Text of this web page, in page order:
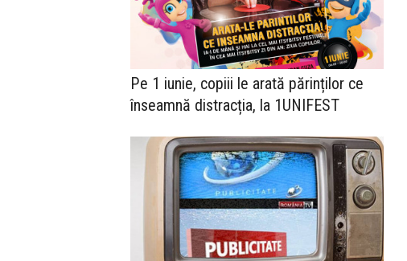
Pe 1 iunie, copiii le arată părinților ce
înseamnă distracția, la 1UNIFEST